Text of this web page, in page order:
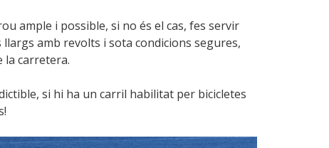
ample i possible, si no és el cas, fes servir
llargs amb revolts i sota condicions segures,
la carretera.
si hi ha un carril habilitat per bicicletes